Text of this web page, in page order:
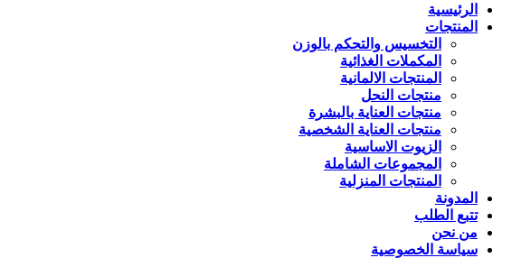
الرئيسية
المنتجات
التخسيس والتحكم بالوزن
المكملات الغذائية
المنتجات الالمانية
منتجات النحل
منتجات العناية بالبشرة
منتجات العناية الشخصية
الزيوت الاساسية
المجموعات الشاملة
المنتجات المنزلية
المدونة
تتبع الطلب
من نحن
سياسة الخصوصية